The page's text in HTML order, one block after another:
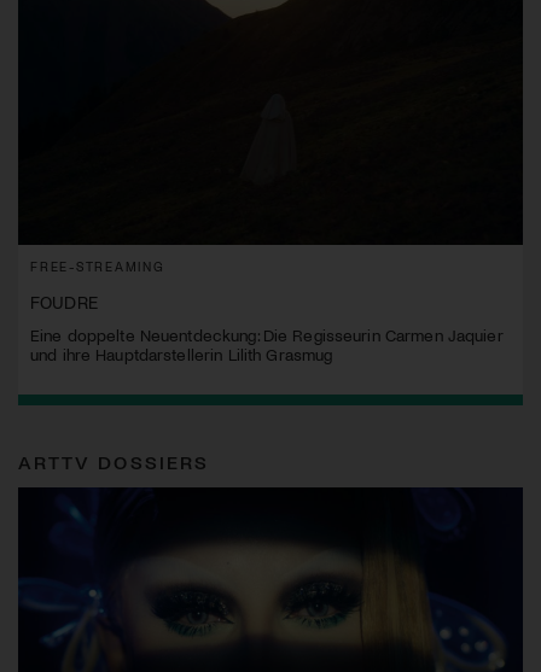
FREE-STREAMING
FOUDRE
Eine doppelte Neuentdeckung: Die Regisseurin Carmen Jaquier
und ihre Hauptdarstellerin Lilith Grasmug
ARTTV DOSSIERS